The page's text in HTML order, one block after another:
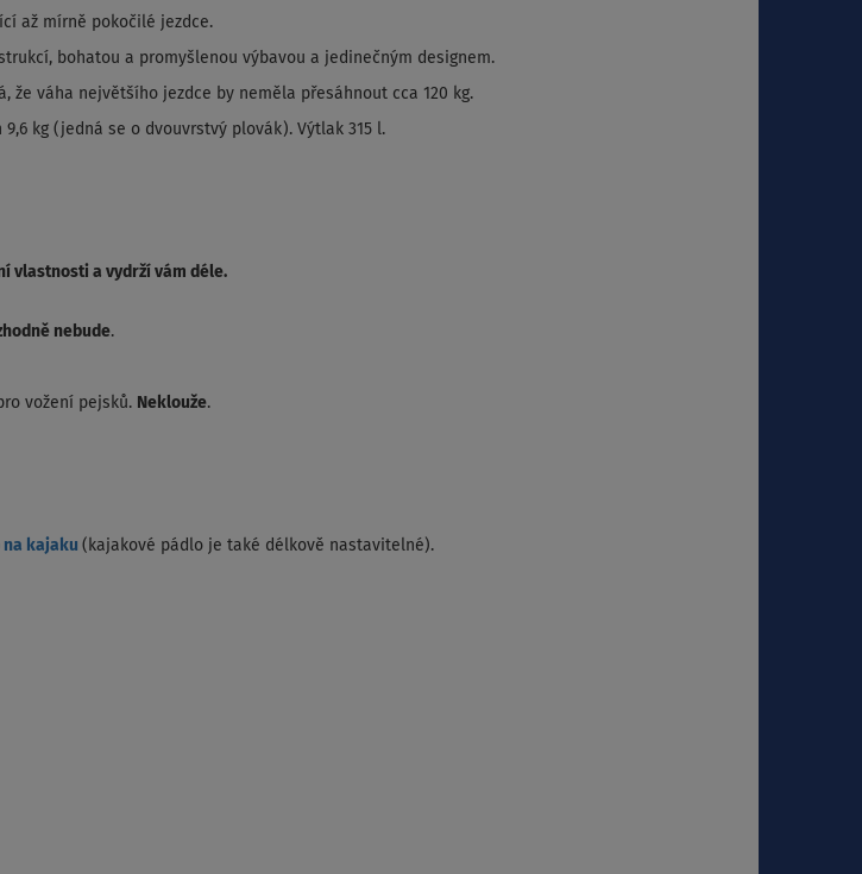
až mírně pokočilé jezdce.
bohatou a promyšlenou výbavou a jedinečným designem.
že váha největšího jezdce by neměla přesáhnout cca 120 kg.
kg (jedná se o dvouvrstvý plovák). Výtlak 315 l.
vlastnosti a vydrží vám déle.
nebude.
vožení pejsků. Neklouže.
na kajaku (kajakové pádlo je také délkově nastavitelné).